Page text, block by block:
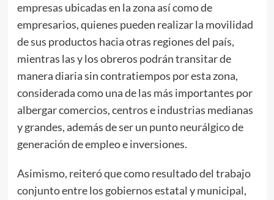
empresas ubicadas en la zona así como de
empresarios, quienes pueden realizar la movilidad
de sus productos hacia otras regiones del país,
mientras las y los obreros podrán transitar de
manera diaria sin contratiempos por esta zona,
considerada como una de las más importantes por
albergar comercios, centros e industrias medianas
y grandes, además de ser un punto neurálgico de
generación de empleo e inversiones.
Asimismo, reiteró que como resultado del trabajo
conjunto entre los gobiernos estatal y municipal,